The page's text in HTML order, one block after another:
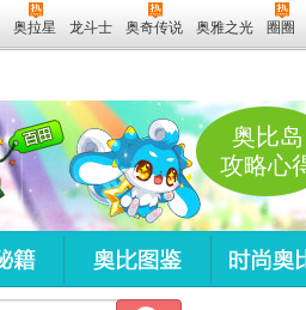
奥拉星 龙斗士 奥奇传说 奥雅之光 圈圈
奥比岛
攻略心